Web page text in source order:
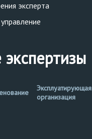
эксперта
Эксплуатирующая
организация